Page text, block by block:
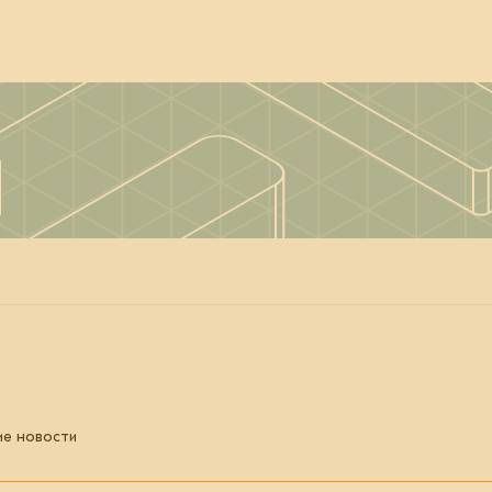
новости